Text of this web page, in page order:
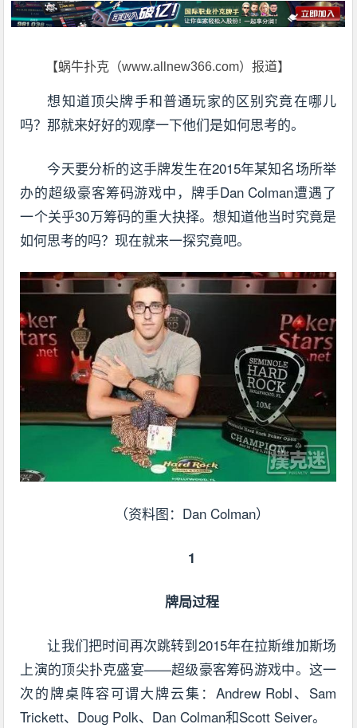
【蜗牛扑克（www.allnew366.com）报道】
想知道顶尖牌手和普通玩家的区别究竟在哪儿
吗？那就来好好的观摩一下他们是如何思考的。
今天要分析的这手牌发生在2015年某知名场所举
办的超级豪客筹码游戏中，牌手Dan Colman遭遇了
一个关乎30万筹码的重大抉择。想知道他当时究竟是
如何思考的吗？现在就来一探究竟吧。
（资料图：Dan Colman）
1
牌局过程
让我们把时间再次跳转到2015年在拉斯维加斯场
上演的顶尖扑克盛宴——超级豪客筹码游戏中。这一
次的牌桌阵容可谓大牌云集：Andrew Robl、Sam
Trickett、Doug Polk、Dan Colman和Scott Seiver。